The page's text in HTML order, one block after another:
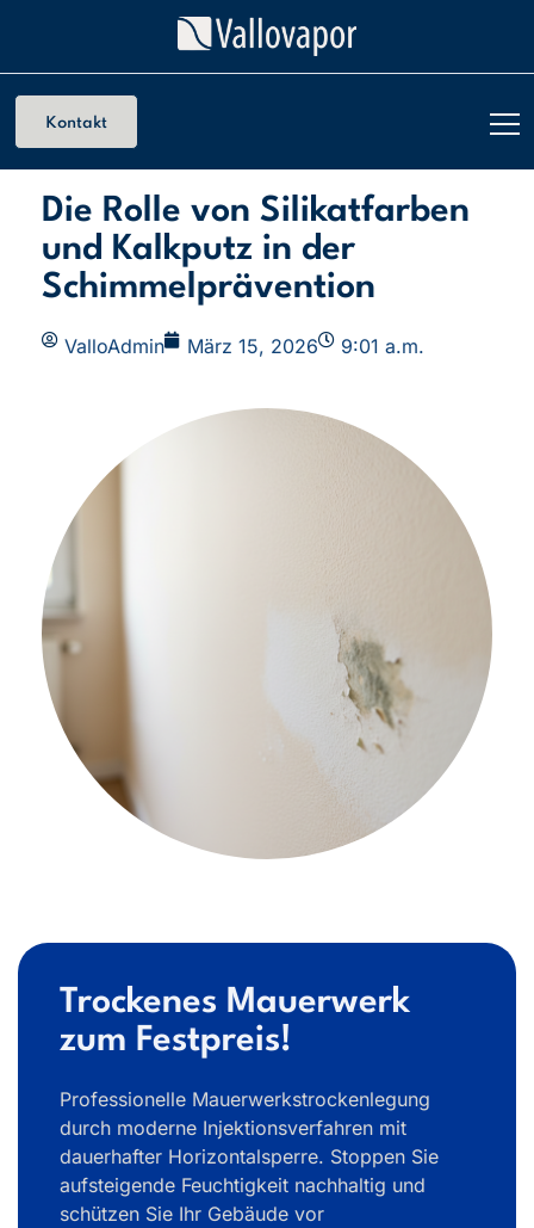
Kontakt
Die Rolle von Silikatfarben
und Kalkputz in der
Schimmelprävention
ValloAdmin März 15, 2026 9:01 a.m.
Trockenes Mauerwerk
zum Festpreis!
Professionelle Mauerwerkstrockenlegung
durch moderne Injektionsverfahren mit
dauerhafter Horizontalsperre. Stoppen Sie
aufsteigende Feuchtigkeit nachhaltig und
schützen Sie Ihr Gebäude vor